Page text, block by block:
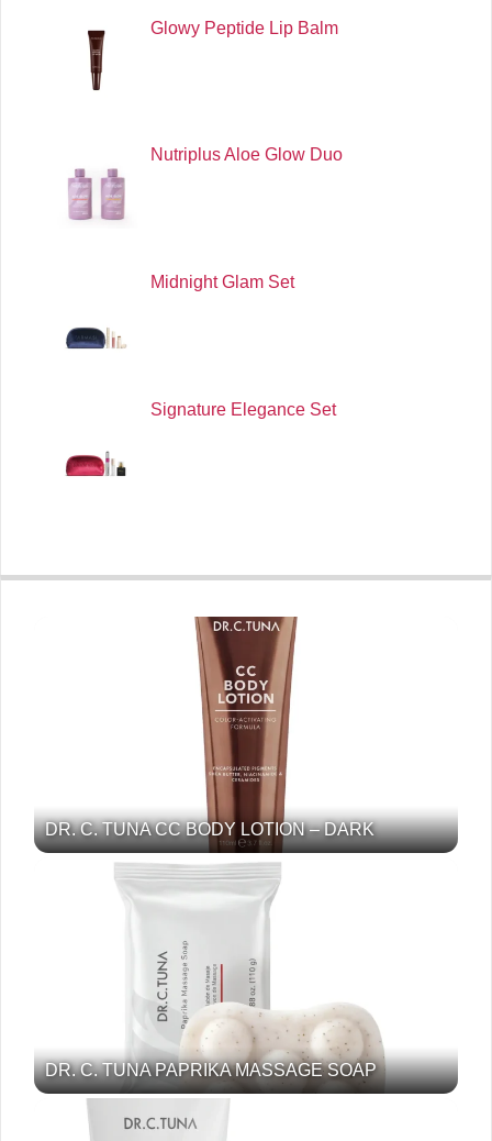
Glowy Peptide Lip Balm
Nutriplus Aloe Glow Duo
Midnight Glam Set
Signature Elegance Set
DR. C. TUNA CC BODY LOTION – DARK
DR. C. TUNA PAPRIKA MASSAGE SOAP